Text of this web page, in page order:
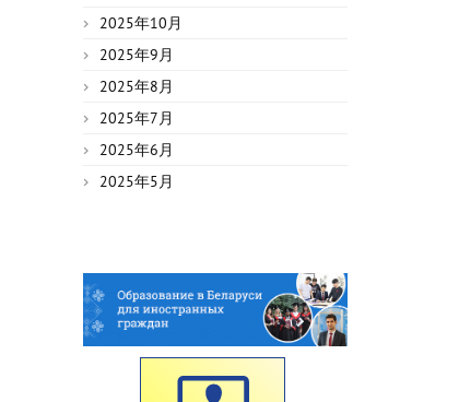
2025年10月
2025年9月
2025年8月
2025年7月
2025年6月
2025年5月